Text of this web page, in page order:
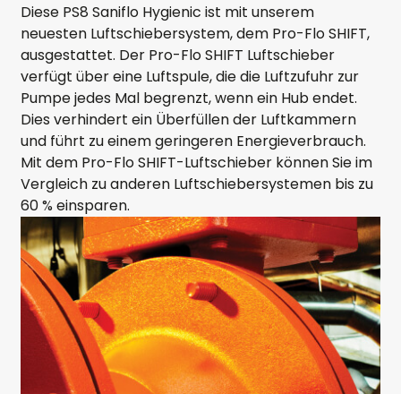
Diese PS8 Saniflo Hygienic ist mit unserem
neuesten Luftschiebersystem, dem Pro-Flo SHIFT,
ausgestattet. Der Pro-Flo SHIFT Luftschieber
verfügt über eine Luftspule, die die Luftzufuhr zur
Pumpe jedes Mal begrenzt, wenn ein Hub endet.
Dies verhindert ein Überfüllen der Luftkammern
und führt zu einem geringeren Energieverbrauch.
Mit dem Pro-Flo SHIFT-Luftschieber können Sie im
Vergleich zu anderen Luftschiebersystemen bis zu
60 % einsparen.